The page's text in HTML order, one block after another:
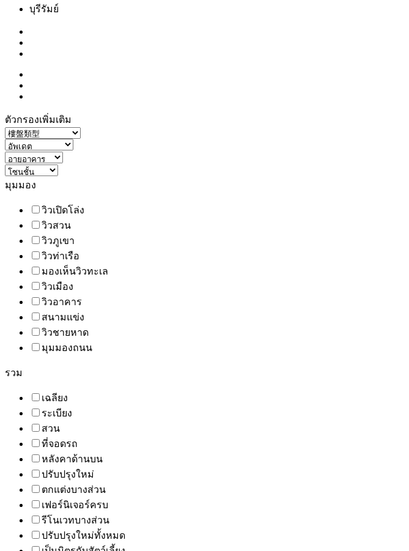
บุรีรัมย์
ตัวกรองเพิ่มเติม
มุมมอง
วิวเปิดโล่ง
วิวสวน
วิวภูเขา
วิวท่าเรือ
มองเห็นวิวทะเล
วิวเมือง
วิวอาคาร
สนามแข่ง
วิวชายหาด
มุมมองถนน
รวม
เฉลียง
ระเบียง
สวน
ที่จอดรถ
หลังคาด้านบน
ปรับปรุงใหม่
ตกแต่งบางส่วน
เฟอร์นิเจอร์ครบ
รีโนเวทบางส่วน
ปรับปรุงใหม่ทั้งหมด